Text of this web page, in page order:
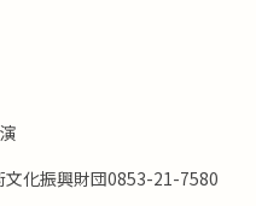
文化振興財団0853-21-7580